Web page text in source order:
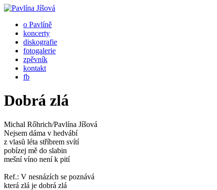
o Pavlíně
koncerty
diskografie
fotogalerie
zpěvník
kontakt
fb
Dobrá zlá
Michal Rőhrich/Pavlína Jíšová
Nejsem dáma v hedvábí
z vlasů léta stříbrem svítí
pobízej mě do slabin
mešní víno není k pití
Ref.: V nesnázích se poznává
která zlá je dobrá zlá